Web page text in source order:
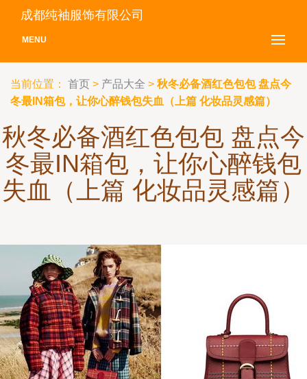
成都纯袖服饰有限公司
MENU
当前位置： 首页 > 产品大全 > 秋冬必备酒红色包包 盘点今
冬最IN箱包，让你心醉钱包失血（上篇 化妆品灵感篇）
秋冬必备酒红色包包 盘点今
冬最IN箱包，让你心醉钱包
失血（上篇 化妆品灵感篇）